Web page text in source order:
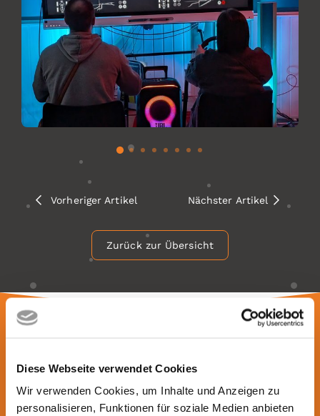
Diese Webseite verwendet Cookies
Wir verwenden Cookies, um Inhalte und Anzeigen zu
personalisieren, Funktionen für soziale Medien anbieten
Vorheriger Artikel Nächster Artikel
Zurück zur Übersicht